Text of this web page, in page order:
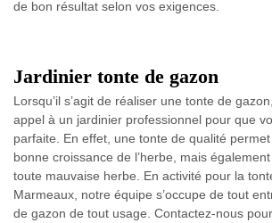
de bon résultat selon vos exigences.
Jardinier tonte de gazon
Lorsqu’il s’agit de réaliser une tonte de
appel à un jardinier professionnel pour que
parfaite. En effet, une tonte de qualité
bonne croissance de l’herbe, mais
toute mauvaise herbe. En activité pour la
Marmeaux, notre équipe s’occupe de tout
de gazon de tout usage. Contactez-nous